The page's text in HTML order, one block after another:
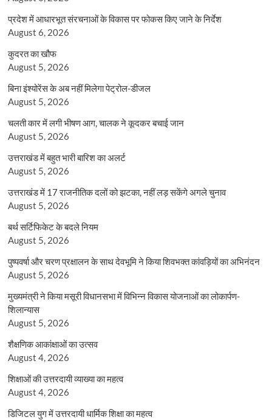
प्रदेश में आधारभूत संरचनाओं के विकास पर फोकस किए जाने के निर्देश
August 6, 2026
कुदरत का खौफ
August 5, 2026
बिना इंश्योरेंस के अब नहीं मिलेगा पेट्रोल-डीजल
August 5, 2026
चलती कार में लगी भीषण आग, चालक ने कूदकर बचाई जान
August 5, 2026
उत्तराखंड में बहुत भारी बारिश का अलर्ट
August 5, 2026
उत्तराखंड में 17 राजनीतिक दलों को झटका, नहीं लड़ सकेंगे अगले चुनाव
August 5, 2026
बर्थ सर्टिफिकेट के बदले नियम
August 5, 2026
पुष्पवर्षा और चरण प्रक्षालन के साथ देवभूमि ने किया शिवभक्त कांवड़ियों का अभिनंदन
August 5, 2026
मुख्यमंत्री ने किया मसूरी विधानसभा में विभिन्न विकास योजनाओं का लोकार्पण-
शिलान्यास
August 5, 2026
शैक्षणिक आकांक्षाओं का उत्सव
August 4, 2026
शिक्षाओं की उत्तरदायी व्याख्या का महत्व
August 4, 2026
डिजिटल युग में उत्तरदायी धार्मिक शिक्षा का महत्व